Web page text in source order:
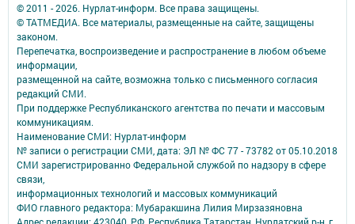
© 2011 - 2026. Нурлат-⁠информ. Все права защищены.
© ТАТМЕДИА. Все материалы, размещенные на сайте, защищены
законом.
Перепечатка, воспроизведение и распространение в любом объеме
информации,
размещенной на сайте, возможна только с письменного согласия
редакций СМИ.
При поддержке Республиканского агентства по печати и массовым
коммуникациям.
Наименование СМИ: Нурлат-⁠информ
№ записи о регистрации СМИ, дата: ЭЛ № ФС 77 -⁠ 73782 от 05.10.2018
СМИ зарегистрированно Федеральной службой по надзору в сфере
связи,
информационных технологий и массовых коммуникаций
ФИО главного редактора: Мубаракшина Лилия Мирзазяновна
Адрес редакции: 423040, РФ, Республика Татарстан, Нурлатский р-н, г.